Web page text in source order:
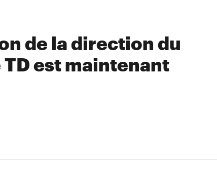
de la direction du
est maintenant